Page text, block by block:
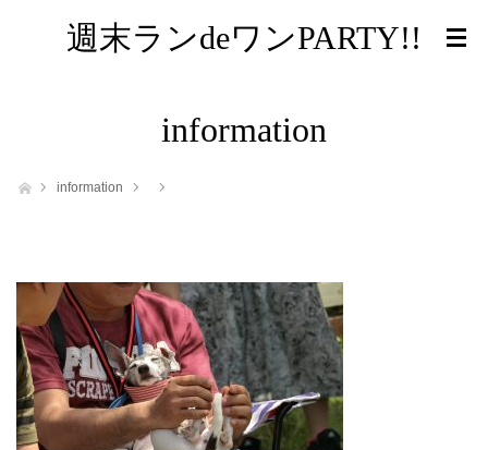
週末ランdeワンPARTY!!
information
ホームinformation